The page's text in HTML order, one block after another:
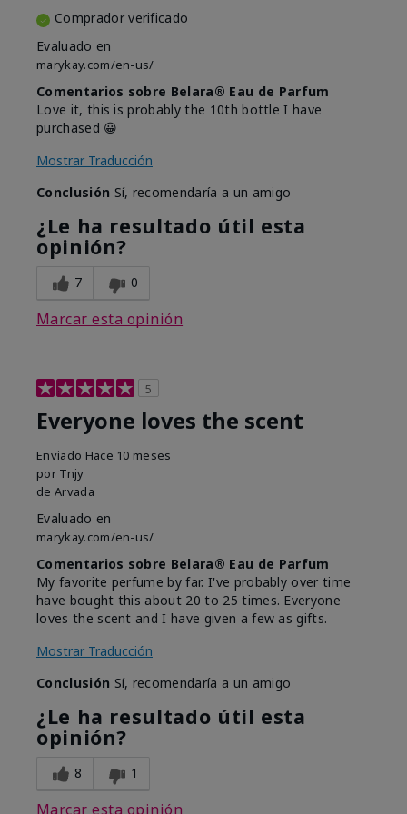
Comprador verificado
Evaluado en
marykay.com/en-us/
Comentarios sobre Belara® Eau de Parfum
Love it, this is probably the 10th bottle I have
purchased 😀
Mostrar Traducción
Conclusión Sí, recomendaría a un amigo
¿Le ha resultado útil esta
opinión?
7 0
Marcar esta opinión
5
Everyone loves the scent
Enviado Hace 10 meses
por Tnjy
de Arvada
Evaluado en
marykay.com/en-us/
Comentarios sobre Belara® Eau de Parfum
My favorite perfume by far. I've probably over time
have bought this about 20 to 25 times. Everyone
loves the scent and I have given a few as gifts.
Mostrar Traducción
Conclusión Sí, recomendaría a un amigo
¿Le ha resultado útil esta
opinión?
8 1
Marcar esta opinión